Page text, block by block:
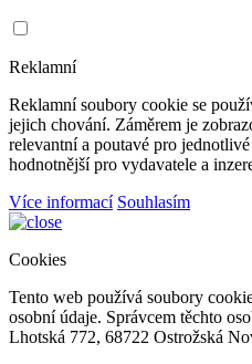
Reklamní
Reklamní soubory cookie se
jejich chování. Záměrem je
relevantní a poutavé pro
hodnotnější pro vydavatele a
Více informací Souhlasím
Cookies
Tento web používá soubory
osobní údaje. Správcem těchto
Lhotská 772, 68722 Ostrožská